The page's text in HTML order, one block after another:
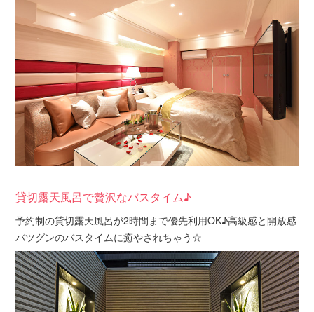
貸切露天風呂で贅沢なバスタイム♪
予約制の貸切露天風呂が2時間まで優先利用OK♪高級感と開放感
バツグンのバスタイムに癒やされちゃう☆